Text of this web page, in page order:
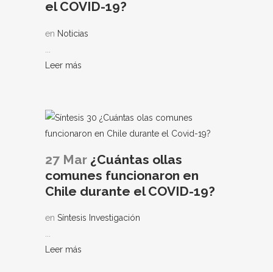
el COVID-19?
en Noticias
Leer más
27 Mar ¿Cuántas ollas
comunes funcionaron en
Chile durante el COVID-19?
en Síntesis Investigación
...
Leer más